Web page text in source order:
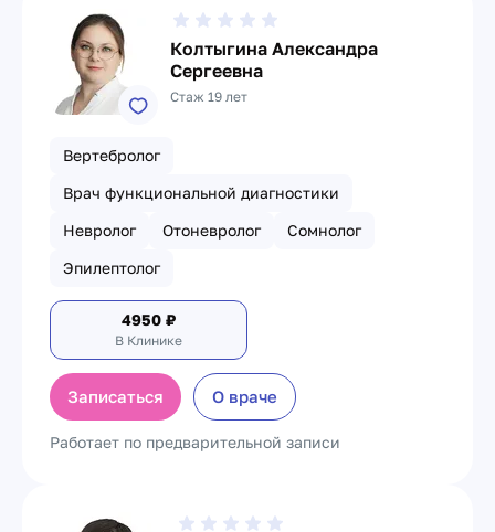
Колтыгина Александра
Сергеевна
Стаж 19 лет
Вертебролог
Врач функциональной диагностики
Невролог
Отоневролог
Сомнолог
Эпилептолог
4950 ₽
В Клинике
Записаться О враче
Работает по предварительной записи